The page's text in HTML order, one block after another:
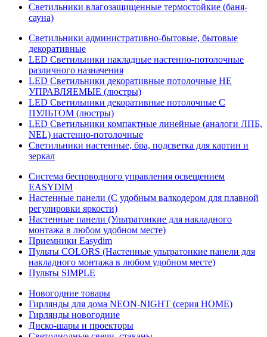
Светильники влагозащищенные термостойкие (баня-
сауна)
Светильники административно-бытовые, бытовые
декоративные
LED Cветильники накладные настенно-потолочные
различного назначения
LED Светильники декоративные потолочные НЕ
УПРАВЛЯЕМЫЕ (люстры)
LED Светильники декоративные потолочные С
ПУЛЬТОМ (люстры)
LED Светильники компактные линейные (аналоги ЛПБ,
NEL) настенно-потолочные
Светильники настенные, бра, подсветка для картин и
зеркал
Система беспрводного управления освещением
EASYDIM
Настенные панели (С удобным валкодером для плавной
регулировки яркости)
Настенные панели (Ультратонкие для накладного
монтажа в любом удобном месте)
Приемники Easydim
Пульты COLORS (Настенные ультратонкие панели для
накладного монтажа в любом удобном месте)
Пульты SIMPLE
Новогодние товары
Гирлянды для дома NEON-NIGHT (серия HOME)
Гирлянды новогодние
Диско-шары и проекторы